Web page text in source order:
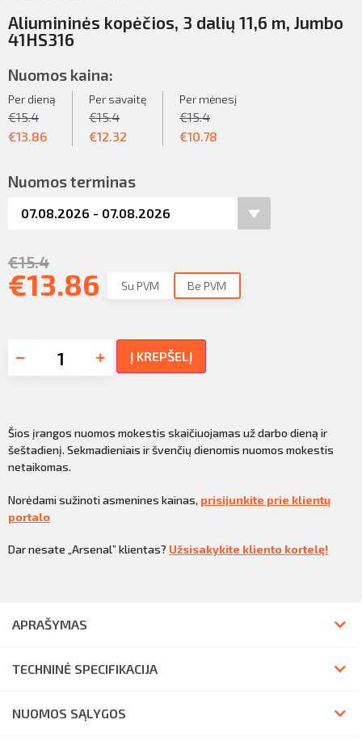
Aliumininės kopėčios, 3 dalių 11,6 m, Jumbo
41HS316
Nuomos kaina:
Per dieną
€15.4
€13.86
Per savaitę
€15.4
€12.32
Per mėnesį
€15.4
€10.78
Nuomos terminas
€15.4
€13.86 Su PVM Be PVM
Į KREPŠELĮ
Šios įrangos nuomos mokestis skaičiuojamas už darbo dieną ir
šeštadienį. Sekmadieniais ir švenčių dienomis nuomos mokestis
netaikomas.
Norėdami sužinoti asmenines kainas, prisijunkite prie klientų
portalo
Dar nesate „Arsenal” klientas? Užsisakykite kliento kortelę!
APRAŠYMAS
TECHNINĖ SPECIFIKACIJA
NUOMOS SĄLYGOS